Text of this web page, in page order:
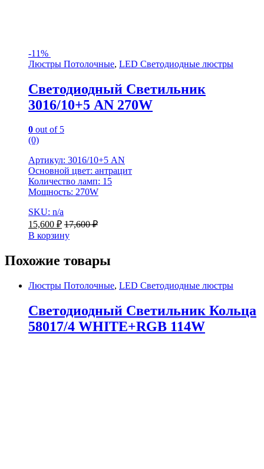
-11%
Люстры Потолочные, LED Светодиодные люстры
Светодиодный Светильник
3016/10+5 AN 270W
0 out of 5
(0)
Артикул: 3016/10+5 AN
Основной цвет: антрацит
Количество ламп: 15
Мощность: 270W
SKU: n/a
15,600 ₽ 17,600₽
В корзину
Похожие товары
Люстры Потолочные, LED Светодиодные люстры
Светодиодный Светильник Кольца
58017/4 WHITE+RGB 114W